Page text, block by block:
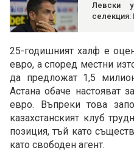
Левски
селекция:
25-годишният халф е
евро, а според местни
да предложат 1,5
Астана обаче настояват
евро. Въпреки това
казахстанският клуб
позиция, тъй като
като свободен агент.